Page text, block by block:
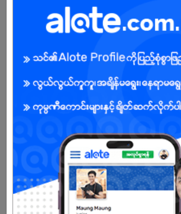
Open To : Male/Female
Already Expired
Don't have an account?
REGISTER NOW!
More Similar Jobs